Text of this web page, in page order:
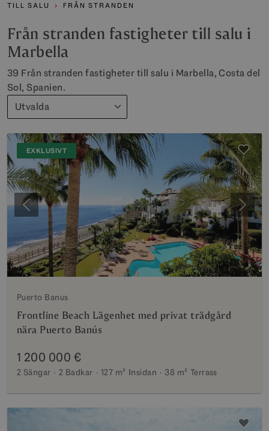
TILL SALU FRÅN STRANDEN
Från stranden fastigheter till salu i
Marbella
39 Från stranden fastigheter till salu i Marbella, Costa del
Sol, Spanien.
Utvalda
EXKLUSIVT
Föregående Nästa
Puerto Banus
Frontline Beach Lägenhet med privat trädgård
nära Puerto Banús
1 200 000 €
2 Sängar 2 Badkar 127 m² Insidan 38 m² Terrass